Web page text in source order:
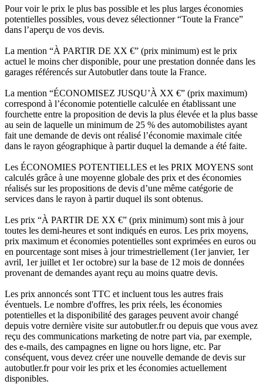
Pour voir le prix le plus bas possible et les plus larges économies
potentielles possibles, vous devez sélectionner “Toute la France”
dans l’aperçu de vos devis.
La mention “À PARTIR DE XX €” (prix minimum) est le prix
actuel le moins cher disponible, pour une prestation donnée dans les
garages référencés sur Autobutler dans toute la France.
La mention “ÉCONOMISEZ JUSQU’À XX €” (prix maximum)
correspond à l’économie potentielle calculée en établissant une
fourchette entre la proposition de devis la plus élevée et la plus basse
au sein de laquelle un minimum de 25 % des automobilistes ayant
fait une demande de devis ont réalisé l’économie maximale citée
dans le rayon géographique à partir duquel la demande a été faite.
Les ÉCONOMIES POTENTIELLES et les PRIX MOYENS sont
calculés grâce à une moyenne globale des prix et des économies
réalisés sur les propositions de devis d’une même catégorie de
services dans le rayon à partir duquel ils sont obtenus.
Les prix “À PARTIR DE XX €” (prix minimum) sont mis à jour
toutes les demi-heures et sont indiqués en euros. Les prix moyens,
prix maximum et économies potentielles sont exprimées en euros ou
en pourcentage sont mises à jour trimestriellement (1er janvier, 1er
avril, 1er juillet et 1er octobre) sur la base de 12 mois de données
provenant de demandes ayant reçu au moins quatre devis.
Les prix annoncés sont TTC et incluent tous les autres frais
éventuels. Le nombre d'offres, les prix réels, les économies
potentielles et la disponibilité des garages peuvent avoir changé
depuis votre dernière visite sur autobutler.fr ou depuis que vous avez
reçu des communications marketing de notre part via, par exemple,
des e-mails, des campagnes en ligne ou hors ligne, etc. Par
conséquent, vous devez créer une nouvelle demande de devis sur
autobutler.fr pour voir les prix et les économies actuellement
disponibles.